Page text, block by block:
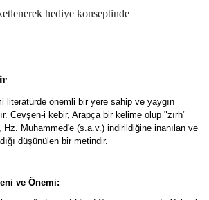
hediye konseptinde
literatürde önemli bir yere sahip ve yaygın
Cevşen-i kebir, Arapça bir kelime olup "zırh"
Hz. Muhammed'e (s.a.v.) indirildiğine inanılan ve
düşünülen bir metindir.
ve Önemi: